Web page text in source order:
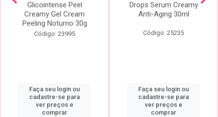
Glicointense Peel
Creamy Gel Cream
Peeling Noturno 30g
Código: 23995
Faça seu login ou
cadastre-se para
ver preços e
comprar
Drops Serum Creamy
Anti-Aging 30ml
Código: 25235
Faça seu login ou
cadastre-se para
ver preços e
comprar